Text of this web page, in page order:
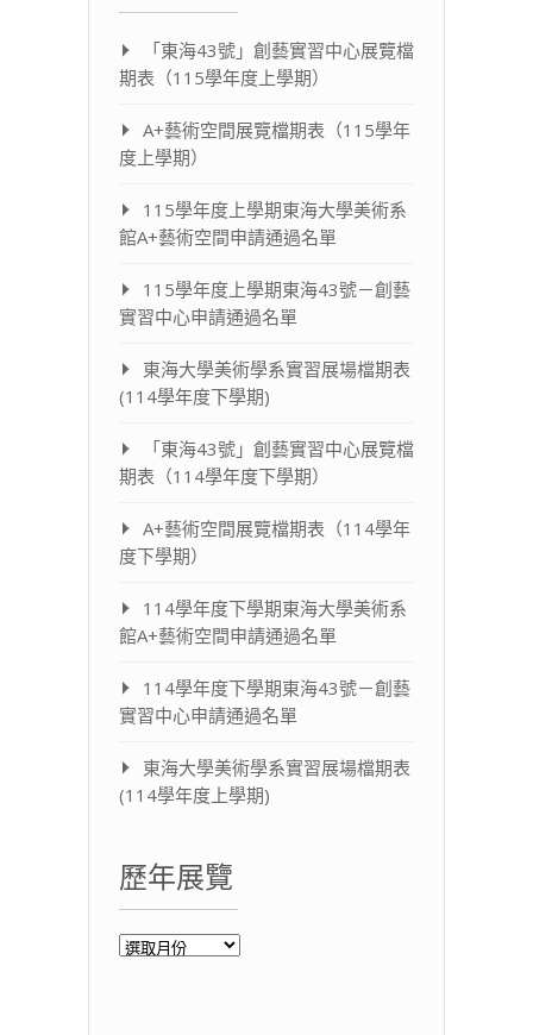
「東海43號」創藝實習中心展覽檔
期表（115學年度上學期）
A+藝術空間展覽檔期表（115學年
度上學期）
115學年度上學期東海大學美術系
館A+藝術空間申請通過名單
115學年度上學期東海43號－創藝
實習中心申請通過名單
東海大學美術學系實習展場檔期表
(114學年度下學期)
「東海43號」創藝實習中心展覽檔
期表（114學年度下學期）
A+藝術空間展覽檔期表（114學年
度下學期）
114學年度下學期東海大學美術系
館A+藝術空間申請通過名單
114學年度下學期東海43號－創藝
實習中心申請通過名單
東海大學美術學系實習展場檔期表
(114學年度上學期)
歷年展覽
歷